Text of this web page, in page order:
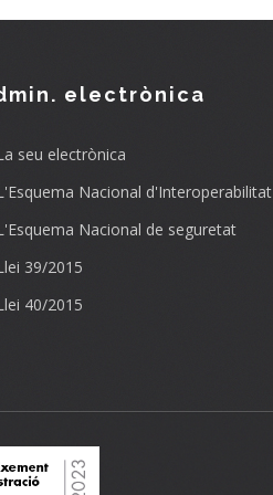
electrònica
seu electrònica
Nacional d'Interoperabilitat
Nacional de seguretat
39/2015
40/2015